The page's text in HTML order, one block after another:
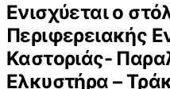
Ενισχύεται ο
Περιφερειακής
Καστοριάς-
Ελκυστήρα –